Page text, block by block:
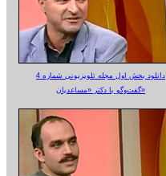
دانلود بخش اول مجله تلویزیونی شماره 4
گفت‌وگو با دکتر «مساعدیان»